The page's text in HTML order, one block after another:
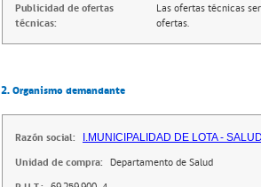
Publicidad de ofertas
técnicas:
Las ofertas técnicas
ofertas.
2. Organismo demandante
Razón social: I.MUNICIPALIDAD DE LOTA -
Unidad de compra: Departamento de Salud